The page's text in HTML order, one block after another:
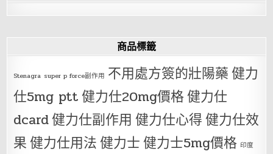
商品標籤
Stenagra super p force副作用 不用處方簽的壯陽藥健力
仕5mg ptt健力仕20mg價格健力仕
dcard健力仕副作用 健力仕心得健力仕效
果健力仕用法健力士健力士5mg價格 印度